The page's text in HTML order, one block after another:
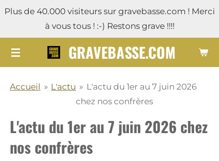
Passer
contenu
principal
GRAVEBASSE.COM
Plus de 40.000 visiteurs sur gravebasse.com ! Merci
à vous tous ! :-) Restons grave !!!!
Accueil » L'actu » L'actu du 1er au 7 juin 2026
chez nos confrères
L'actu du 1er au 7 juin 2026 chez
nos confrères